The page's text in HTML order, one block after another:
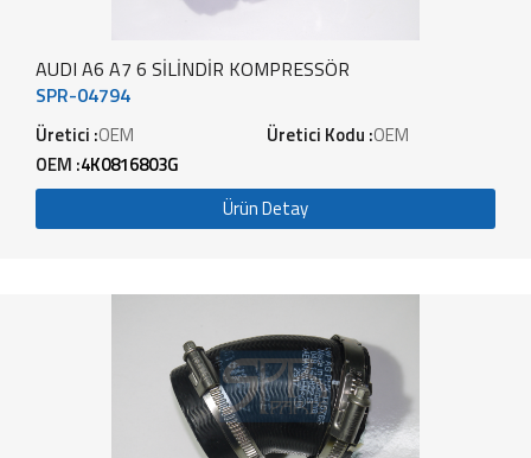
AUDI A6 A7 6 SİLİNDİR KOMPRESSÖR
SPR-04794
Üretici :OEM Üretici Kodu :OEM
OEM :4K0816803G
Ürün Detay